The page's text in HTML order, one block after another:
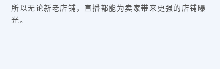
所以无论新老店铺，直播都能为卖家带来更强的店铺曝
光。